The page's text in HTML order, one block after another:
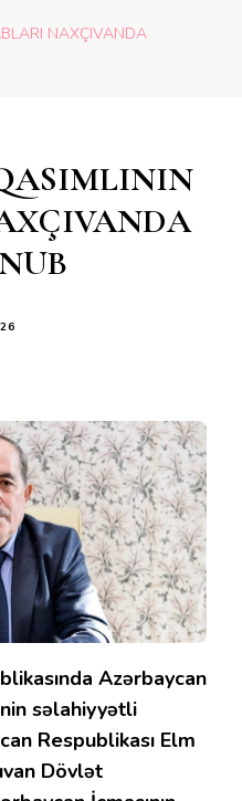
NAXÇIVANDA
Azərbaycan
səlahiyyətli
Respublikası Elm
Dövlət